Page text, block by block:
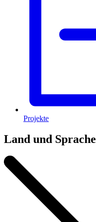
Projekte
Land und Sprache